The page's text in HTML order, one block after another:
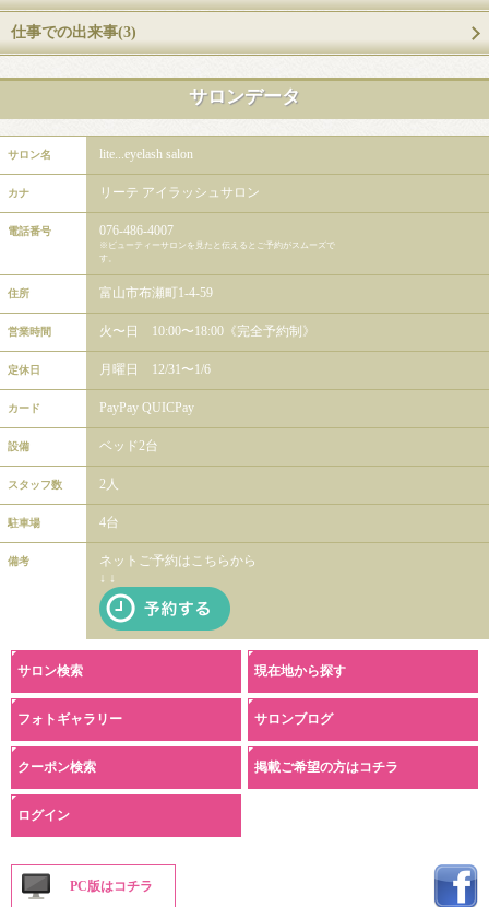
仕事での出来事(3)
サロンデータ
サロン名 lite...eyelash salon
カナ リーテ アイラッシュサロン
電話番号 076-486-4007
※ビューティーサロンを見たと伝えるとご予約がスムーズで
す。
住所 富山市布瀬町1-4-59
営業時間 火〜日 10:00〜18:00《完全予約制》
定休日 月曜日 12/31〜1/6
カード PayPay QUICPay
設備 ベッド2台
スタッフ数 2人
駐車場 4台
備考
ネットご予約はこちらから
↓ ↓
サロン検索 現在地から探す
フォトギャラリー サロンブログ
クーポン検索 掲載ご希望の方はコチラ
ログイン
PC版はコチラ